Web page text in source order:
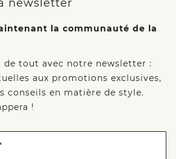
newsletter
la communauté de la
de tout avec notre newsletter :
aux promotions exclusives,
conseils en matière de style.
!